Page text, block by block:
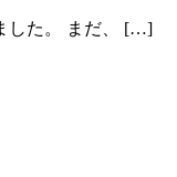
した。 まだ、 […]